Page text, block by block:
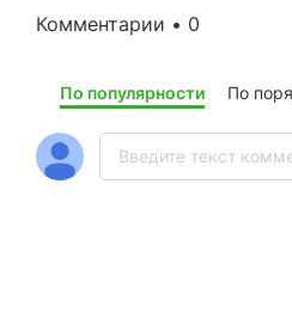
Комментарии • 0
По популярности По